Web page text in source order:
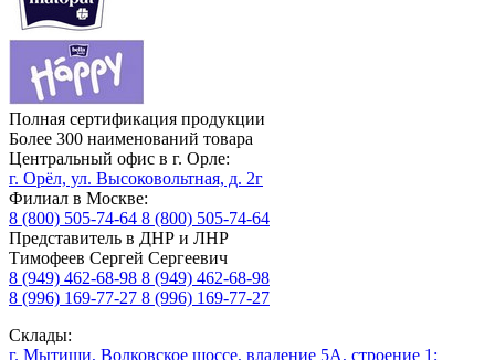
Полная сертификация продукции
Более 300 наименований товара
Центральный офис в г. Орле:
г. Орёл, ул. Высоковольтная, д. 2г
Филиал в Москве:
8 (800) 505-74-64 8 (800) 505-74-64
Представитель в ДНР и ЛНР
Тимофеев Сергей Сергеевич
8 (949) 462-68-98 8 (949) 462-68-98
8 (996) 169-77-27 8 (996) 169-77-27
Склады:
г. Мытищи, Волковское шоссе, владение 5А, строение 1;